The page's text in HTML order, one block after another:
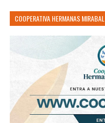
COOPERATIVA HERMANAS MIRABAL